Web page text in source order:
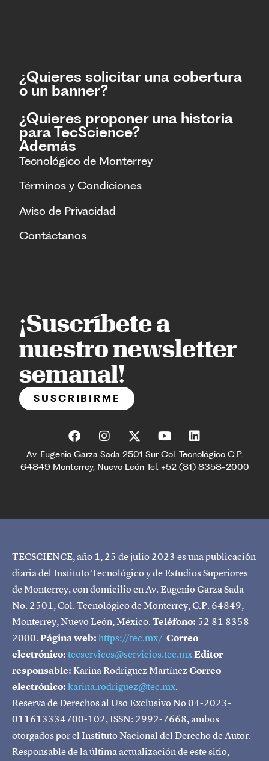
¿Quieres solicitar una cobertura
o un banner?
¿Quieres proponer una historia
para TecScience?
Además
Tecnológico de Monterrey
Términos y Condiciones
Aviso de Privacidad
Contáctanos
¡Suscríbete a
nuestro newsletter
semanal!
SUSCRIBIRME
Av. Eugenio Garza Sada 2501 Sur Col. Tecnológico C.P.
64849 Monterrey, Nuevo León Tel. +52 (81) 8358-2000
TECSCIENCE, año 1, 25 de julio 2023 es una publicación
diaria del Instituto Tecnológico y de Estudios Superiores
de Monterrey, con domicilio en Av. Eugenio Garza Sada
No. 2501, Col. Tecnológico de Monterrey, C.P. 64849,
Monterrey, Nuevo León, México.Teléfono: 52 81 8358
2000.Página web:https://tec.mx/ Correo
electrónico:tecservices@servicios.tec.mxEditor
responsable:Karina Rodríguez MartínezCorreo
electrónico:karina.rodriguez@tec.mx.
Reserva de Derechos al Uso Exclusivo No 04-2023-
011613334700-102, ISSN: 2992-7668, ambos
otorgados por el Instituto Nacional del Derecho de Autor.
Responsable de la última actualización de este sitio,